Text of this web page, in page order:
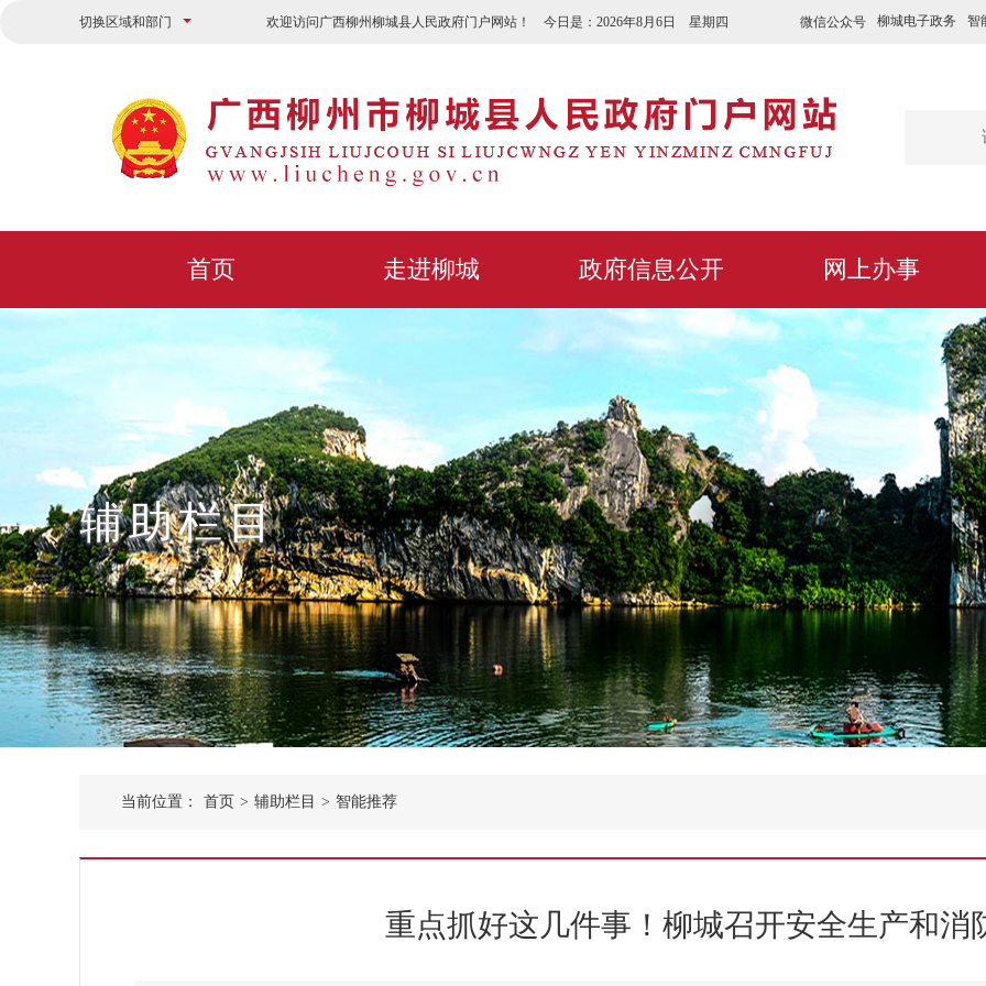
切换区域和部门 微信公众号 柳城电子政务 智
欢迎访问广西柳州柳城县人民政府门户网站！ 今日是： 2026年8月6日 星期四
首页 走进柳城 政府信息公开 网上办事
辅助栏目
当前位置： 首页 > 辅助栏目 > 智能推荐
重点抓好这几件事！柳城召开安全生产和消